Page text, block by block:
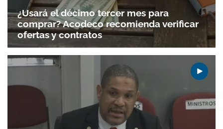
¿Usará el décimo tercer mes para
comprar? Acodeco recomienda verificar
ofertas y contratos